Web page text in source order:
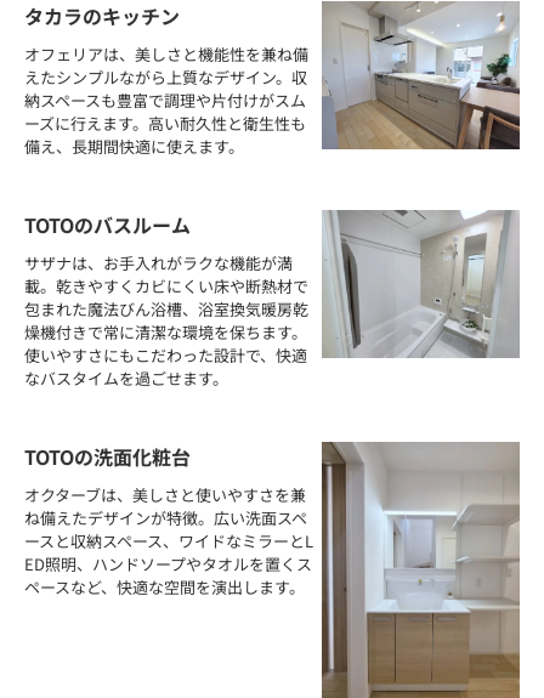
タカラのキッチン
オフェリアは、美しさと機能性を兼ね備
えたシンプルながら上質なデザイン。収
納スペースも豊富で調理や片付けがスム
ーズに行えます。高い耐久性と衛生性も
備え、長期間快適に使えます。
TOTOのバスルーム
サザナは、お手入れがラクな機能が満
載。乾きやすくカビにくい床や断熱材で
包まれた魔法びん浴槽、浴室換気暖房乾
燥機付きで常に清潔な環境を保ちます。
使いやすさにもこだわった設計で、快適
なバスタイムを過ごせます。
TOTOの洗面化粧台
オクターブは、美しさと使いやすさを兼
ね備えたデザインが特徴。広い洗面スペ
ースと収納スペース、ワイドなミラーとL
ED照明、ハンドソープやタオルを置くス
ペースなど、快適な空間を演出します。